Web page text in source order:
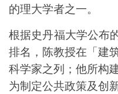
的理大学者之一。
根据史丹福大学公布
排名，陈教授在「建
科学家之列；他所构
为制定公共政策及创